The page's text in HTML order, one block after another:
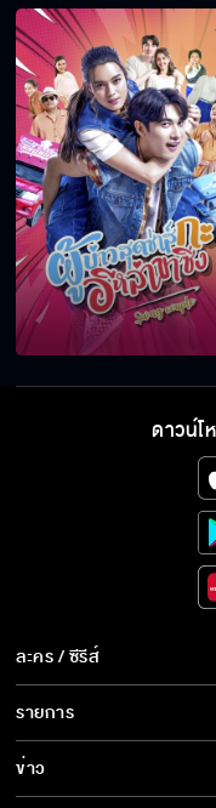
ดาวน์โ
ละคร / ซีรีส์
ละคร/ซีรีส์
ซีรีส์นานาชาติ
การ์ตูน & เกม
รายการ
รายการทั้งหมด
ข่าว